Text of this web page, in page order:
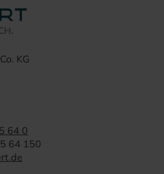
KG
64 0
64 150